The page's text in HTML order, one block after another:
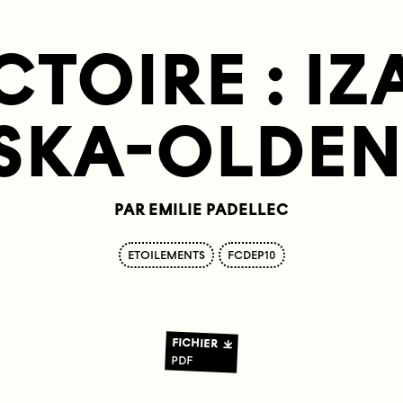
:
PAR EMILIE PADELLEC
ETOILEMENTS FCDEP10
FICHIER
PDF